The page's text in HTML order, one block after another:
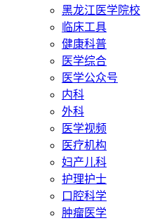
黑龙江医学院校
临床工具
健康科普
医学综合
医学公众号
内科
外科
医学视频
医疗机构
妇产儿科
护理护士
口腔科学
肿瘤医学